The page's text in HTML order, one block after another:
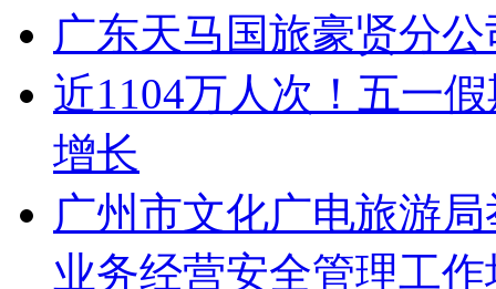
广东天马国旅豪贤分
近1104万人次！五一
增长
广州市文化广电旅游
业务经营安全管理工